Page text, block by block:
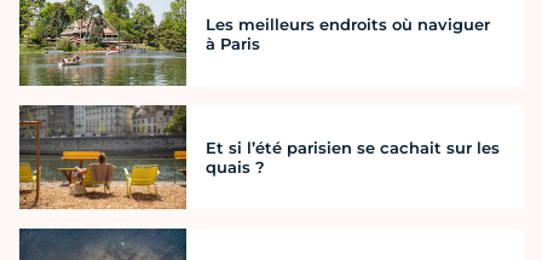
Les meilleurs endroits où naviguer
à Paris
Et si l’été parisien se cachait sur les
quais ?